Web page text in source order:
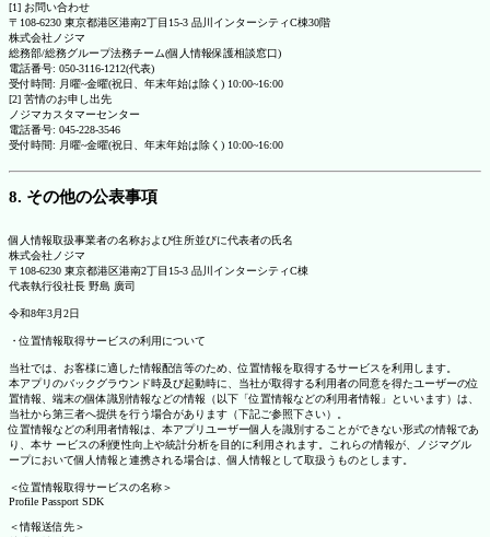
[1] お問い合わせ
〒108-6230 東京都港区港南2丁目15-3 品川インターシティC棟30階
株式会社ノジマ
総務部/総務グループ法務チーム(個人情報保護相談窓口)
電話番号: 050-3116-1212(代表)
受付時間: 月曜~金曜(祝日、年末年始は除く) 10:00~16:00
[2] 苦情のお申し出先
ノジマカスタマーセンター
電話番号: 045-228-3546
受付時間: 月曜~金曜(祝日、年末年始は除く) 10:00~16:00
8. その他の公表事項
個人情報取扱事業者の名称および住所並びに代表者の氏名
株式会社ノジマ
〒108-6230 東京都港区港南2丁目15-3 品川インターシティC棟
代表執行役社長 野島 廣司
令和8年3月2日
・位置情報取得サービスの利用について
当社では、お客様に適した情報配信等のため、位置情報を取得するサービスを利用します。
本アプリのバックグラウンド時及び起動時に、当社が取得する利用者の同意を得たユーザーの位
置情報、端末の個体識別情報などの情報（以下「位置情報などの利用者情報」といいます）は、
当社から第三者へ提供を行う場合があります（下記ご参照下さい）。
位置情報などの利用者情報は、本アプリユーザー個人を識別することができない形式の情報であ
り、本サ ービスの利便性向上や統計分析を目的に利用されます。これらの情報が、ノジマグル
ープにおいて個人情報と連携される場合は、個人情報として取扱うものとします。
＜位置情報取得サービスの名称＞
Profile Passport SDK
＜情報送信先＞